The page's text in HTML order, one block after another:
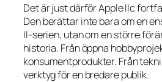
Det är just därför Apple IIc
Den berättar inte bara om en
II-serien, utan om en större
historia. Från öppna
konsumentprodukter. Från
verktyg för en bredare publik.